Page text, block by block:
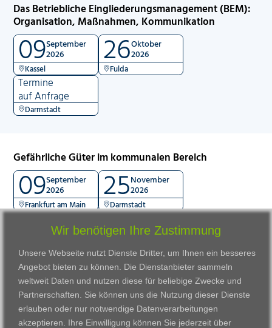
Das Betriebliche Eingliederungsmanagement (BEM):
Organisation, Maßnahmen, Kommunikation
09September
2026
Kassel 26Oktober
2026
Fulda
Termine
auf Anfrage
Darmstadt
Gefährliche Güter im kommunalen Bereich
09September
2026
Frankfurt am Main 25November
2026
Darmstadt
VWAK Standorte Bildungsangebot
Wir benötigen Ihre Zustimmung
Unsere Webseite nutzt Dienste Dritter, um Ihnen ein besseres
Angebot bieten zu können. Die Dienstanbieter sammeln
weltweit Daten und nutzen diese für beliebige Zwecke und
Partnerschaften. Sie können uns die Nutzung dieser Dienste
erlauben oder nur notwendige Datenverarbeitungen
akzeptieren. Ihre Einwilligung können Sie jederzeit über